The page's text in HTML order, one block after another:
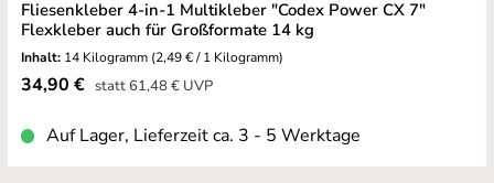
Fliesenkleber 4-in-1 Multikleber "Codex Power CX 7"
Flexkleber auch für Großformate 14 kg
Inhalt: 14 Kilogramm (2,49 € / 1 Kilogramm)
Verkaufspreis:
34,90 € stattRegulärer Preis:
61,48 €UVP
Auf Lager, Lieferzeit ca. 3 - 5 Werktage